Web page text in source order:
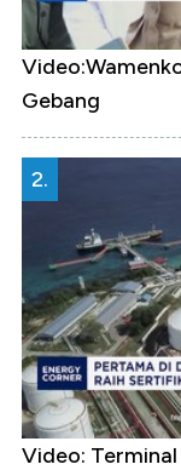
Gebang
2.
Video: